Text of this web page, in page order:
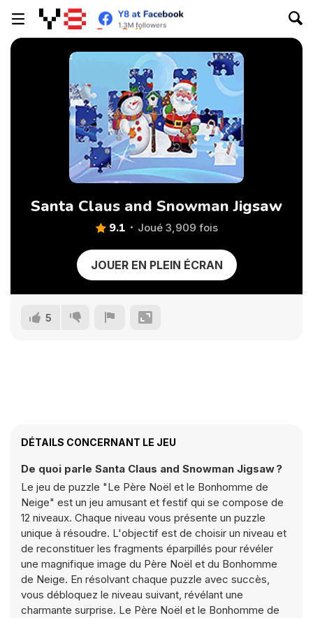
Santa Claus and Snowman Jigsaw
9.1 Joué 3,909 fois
JOUER EN PLEIN ÉCRAN
5
DÉTAILS CONCERNANT LE JEU
De quoi parle Santa Claus and Snowman Jigsaw ?
Le jeu de puzzle "Le Père Noël et le Bonhomme de
Neige" est un jeu amusant et festif qui se compose de
12 niveaux. Chaque niveau vous présente un puzzle
unique à résoudre. L'objectif est de choisir un niveau et
de reconstituer les fragments éparpillés pour révéler
une magnifique image du Père Noël et du Bonhomme
de Neige. En résolvant chaque puzzle avec succès,
vous débloquez le niveau suivant, révélant une
charmante surprise. Le Père Noël et le Bonhomme de